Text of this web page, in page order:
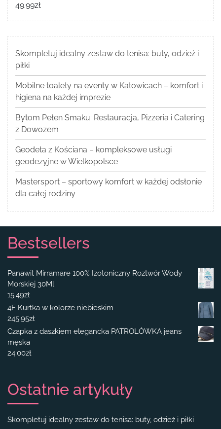
49.99zł
Skompletuj idealny zestaw do tenisa: buty, odzież i
piłki
Mobilne toalety na eventy w Katowicach – komfort i
higiena na każdej imprezie
Bytom Pełen Smaku: Restauracja, Pizzeria i Catering
z Dowozem
Geodeta z Kościana – kompleksowe usługi
geodezyjne w Wielkopolsce
Mastersport – sportowy komfort w każdej odsłonie
dla całej rodziny
Bestsellers
Panawit Mirramare 100% Izotoniczny Roztwór Wody
Morskiej 30Ml
15.49zł
4F Kurtka w kolorze niebieskim
245.95zł
Czapka z daszkiem elegancka PATROLÓWKA jeans
męska
24.00zł
Ostatnie artykuły
Skompletuj idealny zestaw do tenisa: buty, odzież i piłki